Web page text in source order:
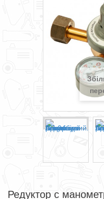
Редуктор с